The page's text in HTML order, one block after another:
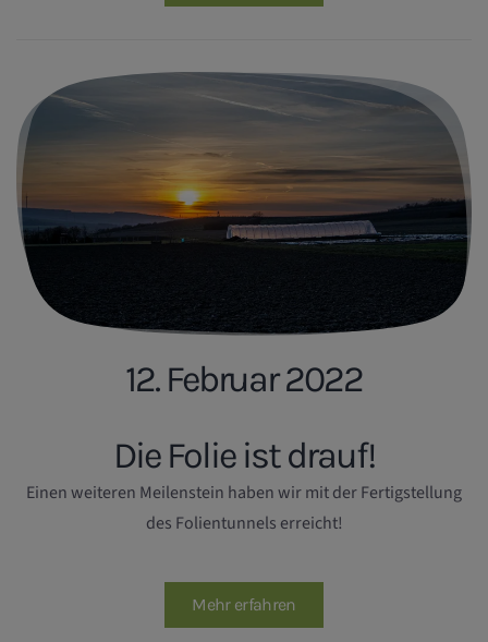
12. Februar 2022
Die Folie ist drauf!
Einen weiteren Meilenstein haben wir mit der Fertigstellung
des Folientunnels erreicht!
Mehr erfahren